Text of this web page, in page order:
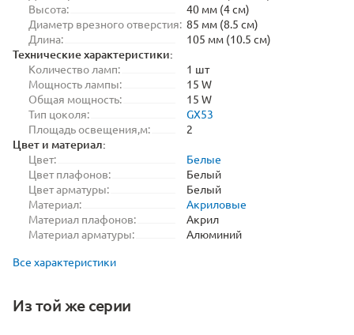
Высота:
40 мм (4 см)
Диаметр врезного отверстия: 85 мм (8.5 см)
Длина:
105 мм (10.5 см)
Технические характеристики:
Количество ламп:
1 шт
Мощность лампы:
15 W
Общая мощность:
15 W
Тип цоколя:
GX53
Площадь освещения,м:
2
Цвет и материал:
Цвет:
Белые
Цвет плафонов:
Белый
Цвет арматуры:
Белый
Материал:
Акриловые
Материал плафонов:
Акрил
Материал арматуры:
Алюминий
Все характеристики
Из той же серии